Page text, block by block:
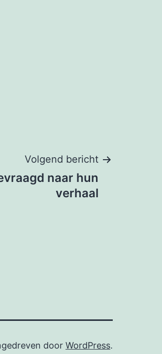
Volgend bericht
naar hun
verhaal
door WordPress.